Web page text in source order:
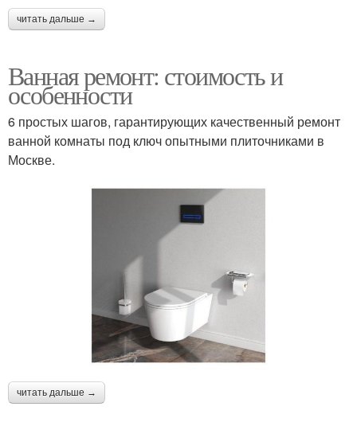
читать дальше →
Ванная ремонт: стоимость и
особенности
6 простых шагов, гарантирующих качественный ремонт
ванной комнаты под ключ опытными плиточниками в
Москве.
читать дальше →